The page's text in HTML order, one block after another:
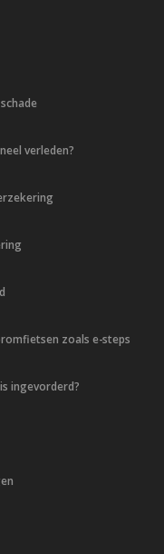
verleden?
zoals e-steps
ingevorderd?